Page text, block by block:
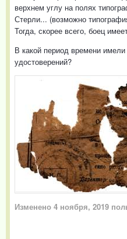
верхнем углу на полях
Стерли... (возможно
Тогда, скорее всего, боец
В какой период времени
удостоверений?
Изменено 4 ноября, 2019